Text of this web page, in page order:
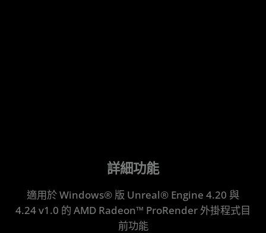
詳細功能
適用於 Windows® 版 Unreal® Engine 4.20 與
4.24 v1.0 的 AMD Radeon™ ProRender 外掛程式目
前功能